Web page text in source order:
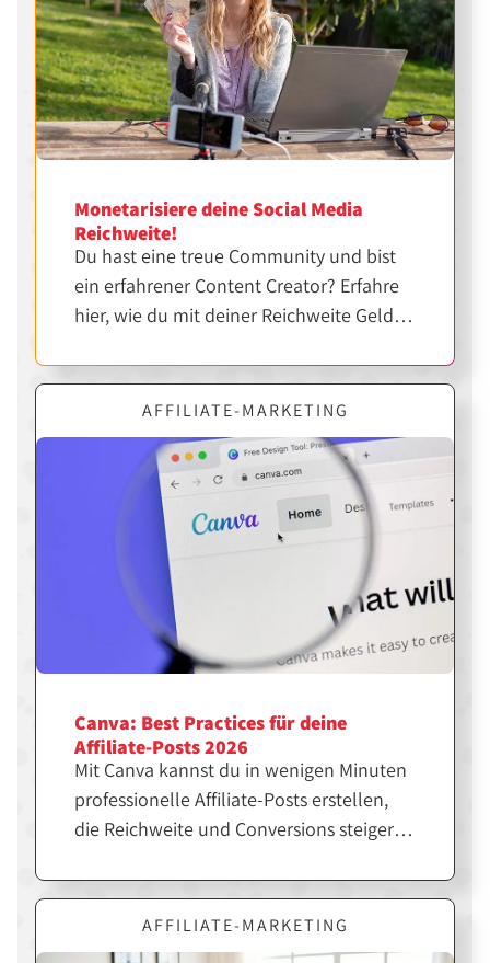
Monetarisiere deine Social Media
Reichweite!
Du hast eine treue Community und bist
ein erfahrener Content Creator? Erfahre
hier, wie du mit deiner Reichweite Geld
AFFILIATE-MARKETING
Canva: Best Practices für deine
Affiliate-Posts 2026
Mit Canva kannst du in wenigen Minuten
professionelle Affiliate-Posts erstellen,
die Reichweite und Conversions steigern.
Design, sondern die richtige Strategie
dahinter. Erfahre hier, wie du Canva
gezielt für erfolgreiche Affiliate-Inhalte
AFFILIATE-MARKETING